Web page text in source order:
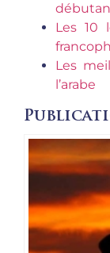
Les 10
Les
l’arabe